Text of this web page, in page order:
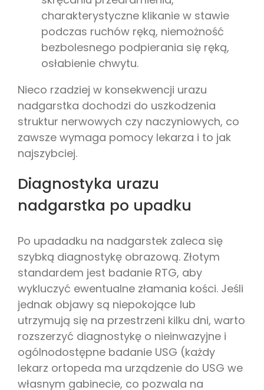
charakterystyczne klikanie w stawie
podczas ruchów ręką, niemożność
bezbolesnego podpierania się ręką,
osłabienie chwytu.
Nieco rzadziej w konsekwencji urazu
nadgarstka dochodzi do uszkodzenia
struktur nerwowych czy naczyniowych, co
zawsze wymaga pomocy lekarza i to jak
najszybciej.
Diagnostyka urazu
nadgarstka po upadku
Po upadadku na nadgarstek zaleca się
szybką diagnostykę obrazową. Złotym
standardem jest badanie RTG, aby
wykluczyć ewentualne złamania kości. Jeśli
jednak objawy są niepokojące lub
utrzymują się na przestrzeni kilku dni, warto
rozszerzyć diagnostykę o nieinwazyjne i
ogólnodostępne badanie USG (każdy
lekarz ortopeda ma urządzenie do USG we
własnym gabinecie, co pozwala na